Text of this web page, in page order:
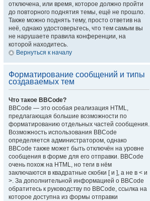
отключена, или время, которое должно пройти
до повторного поднятия темы, ещё не прошло.
Также можно поднять тему, просто ответив на
неё, однако удостоверьтесь, что тем самым вы
не нарушаете правила конференции, на
которой находитесь.
Вернуться к началу
Форматирование сообщений и типы
создаваемых тем
Что такое BBCode?
BBCode — это особая реализация HTML,
предлагающая большие возможности по
форматированию отдельных частей сообщения.
Возможность использования BBCode
определяется администратором, однако
BBCode также может быть отключён на уровне
сообщения в форме для его отправки. BBCode
очень похож на HTML, но теги в нём
заключаются в квадратные скобки [ и ], а не в < и
>. За дополнительной информацией о BBCode
обратитесь к руководству по BBCode, ссылка на
которое доступна из формы отправки